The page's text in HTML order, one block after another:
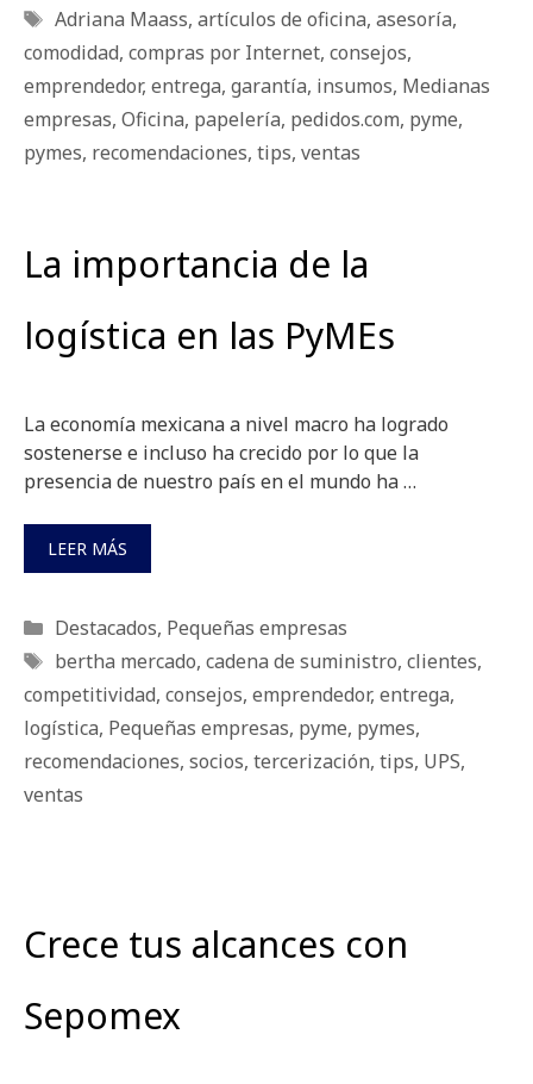
Etiquetas
Adriana Maass, artículos de oficina, asesoría,
comodidad, compras por Internet, consejos,
emprendedor, entrega, garantía, insumos, Medianas
empresas, Oficina, papelería, pedidos.com, pyme,
pymes, recomendaciones, tips, ventas
La importancia de la
logística en las PyMEs
La economía mexicana a nivel macro ha logrado
sostenerse e incluso ha crecido por lo que la
presencia de nuestro país en el mundo ha …
LEER MÁS
Categorías
Destacados, Pequeñas empresas
Etiquetas
bertha mercado, cadena de suministro, clientes,
competitividad, consejos, emprendedor, entrega,
logística, Pequeñas empresas, pyme, pymes,
recomendaciones, socios, tercerización, tips, UPS,
ventas
Crece tus alcances con
Sepomex